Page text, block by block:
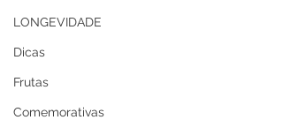
LONGEVIDADE
Dicas
Frutas
Comemorativas